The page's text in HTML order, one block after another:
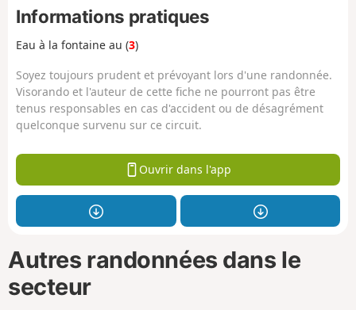
Informations pratiques
Eau à la fontaine au (3)
Soyez toujours prudent et prévoyant lors d'une randonnée.
Visorando et l'auteur de cette fiche ne pourront pas être
tenus responsables en cas d'accident ou de désagrément
quelconque survenu sur ce circuit.
Ouvrir dans l'app
Autres randonnées dans le
secteur